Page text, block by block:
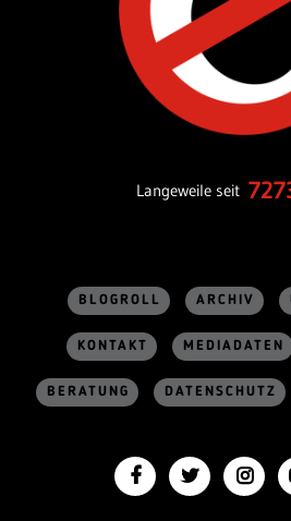
Langeweile seit
BLOGROLL ARCHIV
KONTAKT MEDIADATEN
BERATUNG DATENSCHUTZ